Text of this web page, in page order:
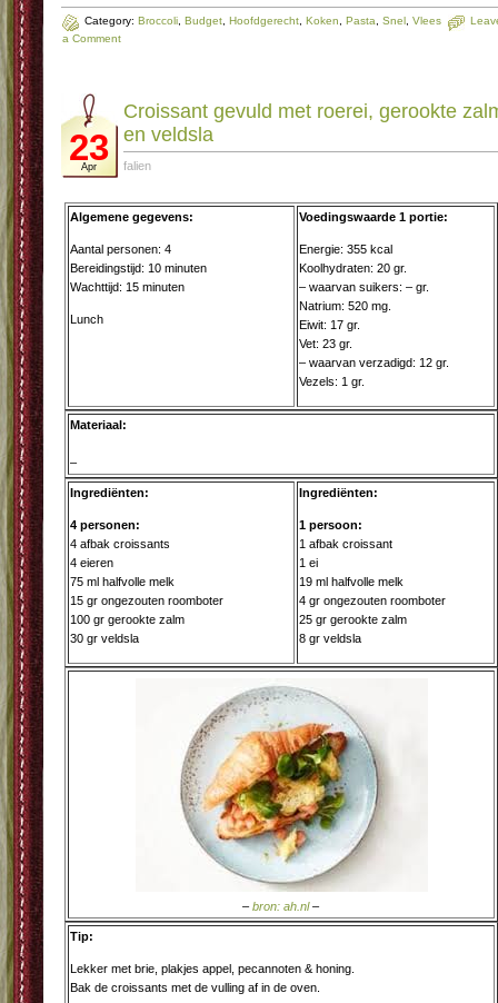
Category: Broccoli Budget Hoofdgerecht Koken Pasta Snel Vlees
a Comment
23
Apr
Croissant gevuld met roerei, gerookte
en veldsla
falien
Algemene gegevens:
Aantal personen: 4
Bereidingstijd: 10 minuten
Wachttijd: 15 minuten
Lunch
Voedingswaarde 1 portie:
Energie: 355 kcal
Koolhydraten: 20 gr.
– waarvan suikers: – gr.
Natrium: 520 mg.
Eiwit: 17 gr.
Vet: 23 gr.
– waarvan verzadigd: 12 gr.
Vezels: 1 gr.
Materiaal:
–
Ingrediënten:
4 personen:
4 afbak croissants
4 eieren
75 ml halfvolle melk
15 gr ongezouten roomboter
100 gr gerookte zalm
30 gr veldsla
Ingrediënten:
1 persoon:
1 afbak croissant
1 ei
19 ml halfvolle melk
4 gr ongezouten roomboter
25 gr gerookte zalm
8 gr veldsla
–bron: ah.nl–
Tip:
Lekker met brie, plakjes appel, pecannoten & honing.
Bak de croissants met de vulling af in de oven.